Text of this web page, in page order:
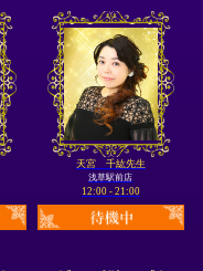
天宮 千紘先生
浅草駅前店
12:00 - 21:00